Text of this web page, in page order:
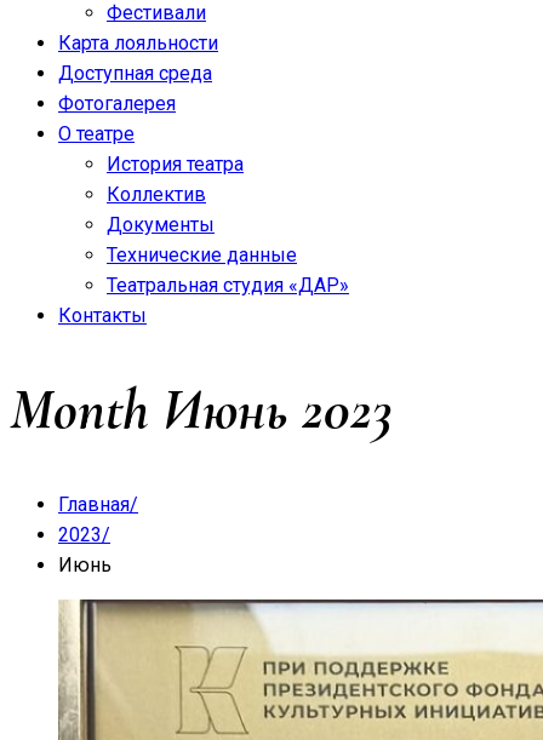
Фестивали
Карта лояльности
Доступная среда
Фотогалерея
О театре
История театра
Коллектив
Документы
Технические данные
Театральная студия «ДАР»
Контакты
Month Июнь 2023
Главная/
2023/
Июнь